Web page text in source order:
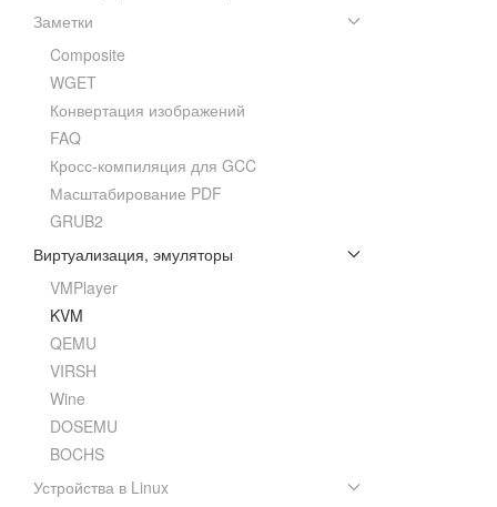
Заметки
Composite
WGET
Конвертация изображений
FAQ
Кросс-компиляция для GCC
Масштабирование PDF
GRUB2
Виртуализация, эмуляторы
VMPlayer
KVM
QEMU
VIRSH
Wine
DOSEMU
BOCHS
Устройства в Linux